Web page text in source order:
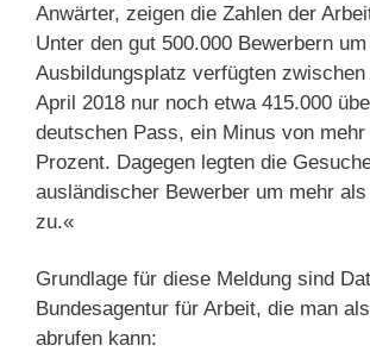
Anwärter, zeigen die Zahlen der
Unter den gut 500.000 Bewerbern
Ausbildungsplatz verfügten zwischen
April 2018 nur noch etwa 415.000
deutschen Pass, ein Minus von
Prozent. Dagegen legten die
ausländischer Bewerber um mehr
zu.«
Grundlage für diese Meldung sind
Bundesagentur für Arbeit, die man
abrufen kann: